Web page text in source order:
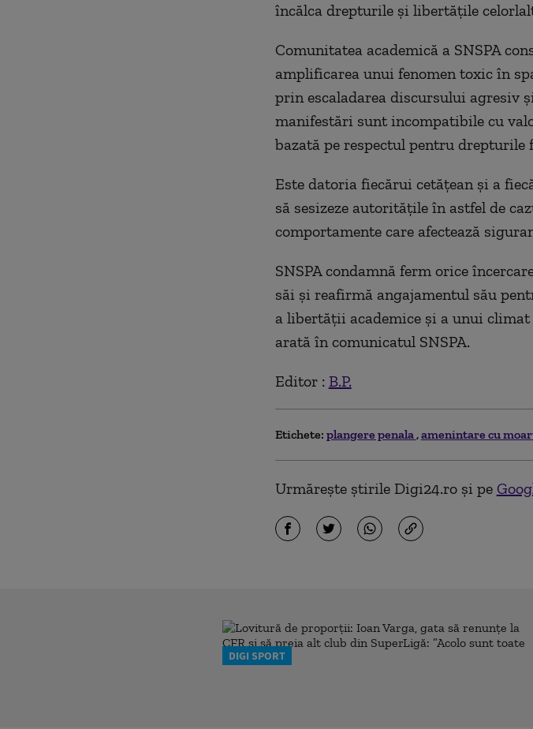
încălca drepturile și libertățile
Comunitatea academică a SNSPA
amplificarea unui fenomen toxic în
prin escaladarea discursului agresiv
manifestări sunt incompatibile cu
bazată pe respectul pentru drepturile
Este datoria fiecărui cetățean și a
să sesizeze autoritățile în astfel de
comportamente care afectează
SNSPA condamnă ferm orice
săi și reafirmă angajamentul său
a libertății academice și a unui climat
arată în comunicatul SNSPA.
Editor : B.P.
Etichete: plangere penala amenintare cu
Urmărește știrile Digi24.ro și pe
DIGI SPORT